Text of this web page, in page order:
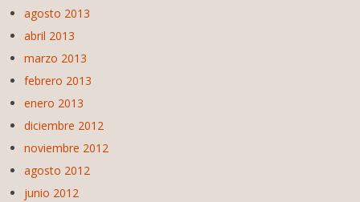
agosto 2013
abril 2013
marzo 2013
febrero 2013
enero 2013
diciembre 2012
noviembre 2012
agosto 2012
junio 2012